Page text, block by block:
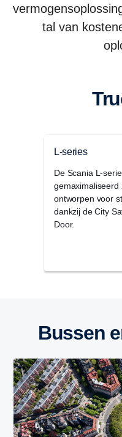
tal van
L-series
De Scania L-
gemaximaliseerd
ontworpen voor
dankzij de City
Door.
Bussen